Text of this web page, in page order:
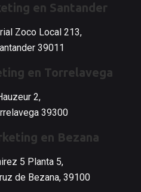
en Santander
Zoco Local 213,
39011
en Torrelavega
2,
39300
en Bezana
5 Planta 5,
de Bezana, 39100